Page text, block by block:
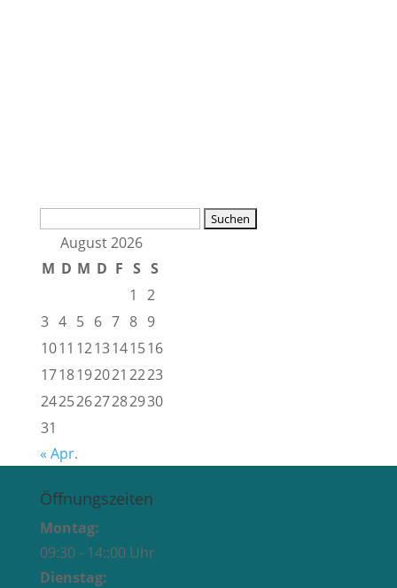
nach:August 2026
M D M D F S S
1
2
3 4 5 6 7 8 9
1011 1213141516
1718192021 2223
24252627282930
31
« Apr.
Öffnungszeiten
Montag:
09:30 - 14::00 Uhr
Dienstag: